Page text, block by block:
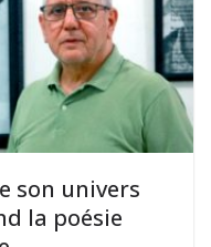
son univers
la poésie